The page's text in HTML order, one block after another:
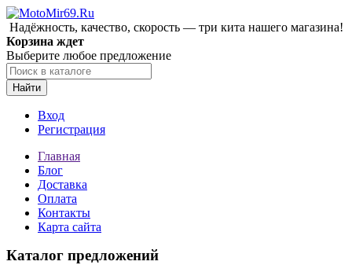
Надёжность, качество, скорость — три кита нашего магазина!
Корзина ждет
Выберите любое предложение
Найти
Вход
Регистрация
Главная
Блог
Доставка
Оплата
Контакты
Карта сайта
Каталог предложений